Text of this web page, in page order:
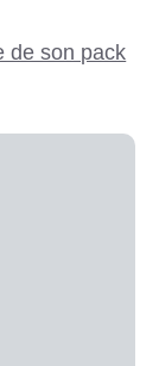
de son pack